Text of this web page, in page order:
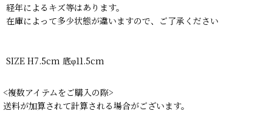
経年によるキズ等はあります。
在庫によって多少状態が違いますので、ご了承ください
SIZE H7.5cm 底φ11.5cm
<複数アイテムをご購入の際>
送料が加算されて計算される場合がございます。